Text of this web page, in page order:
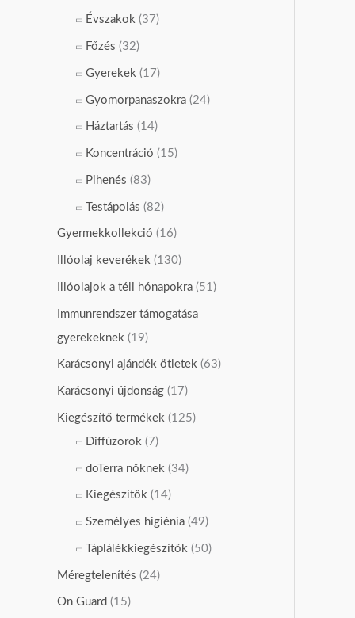
Évszakok (37)
Főzés (32)
Gyerekek (17)
Gyomorpanaszokra (24)
Háztartás (14)
Koncentráció (15)
Pihenés (83)
Testápolás (82)
Gyermekkollekció (16)
Illóolaj keverékek (130)
Illóolajok a téli hónapokra (51)
Immunrendszer támogatása
gyerekeknek (19)
Karácsonyi ajándék ötletek (63)
Karácsonyi újdonság (17)
Kiegészítő termékek (125)
Diffúzorok (7)
doTerra nőknek (34)
Kiegészítők (14)
Személyes higiénia (49)
Táplálékkiegészítők (50)
Méregtelenítés (24)
On Guard (15)